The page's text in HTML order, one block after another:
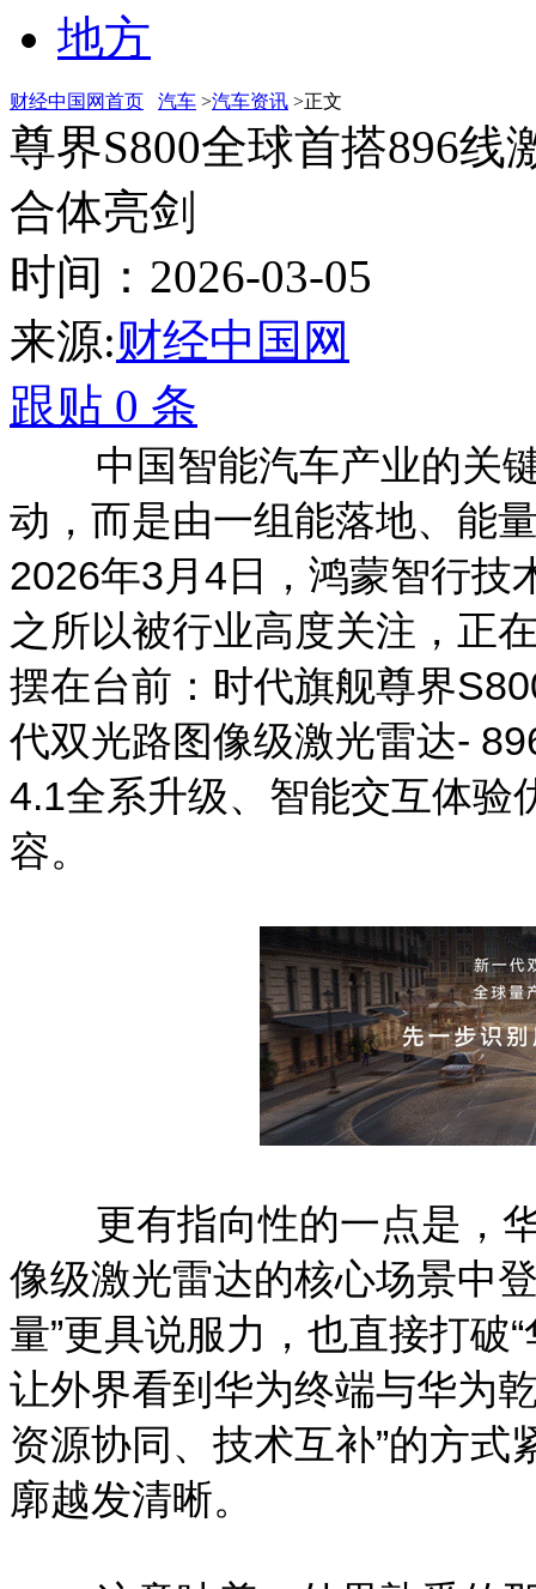
地方
财经中国网首页 汽车 >汽车资讯 >正文
尊界S800全球首搭896
合体亮剑
时间：2026-03-05
来源:财经中国网
跟贴 0 条
中国智能汽车产业的关键
动，而是由一组能落地、能
2026年3月4日，鸿蒙智行技
之所以被行业高度关注，正
摆在台前：时代旗舰尊界
代双光路图像级激光雷达-
4.1全系升级、智能交互体验
容。
更有指向性的一点是，华
像级激光雷达的核心场景中
量”更具说服力，也直接打破
让外界看到华为终端与华为
资源协同、技术互补”的方式
廓越发清晰。